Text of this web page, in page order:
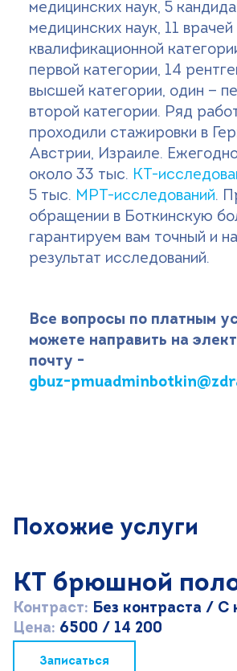
медицинских наук, 5
медицинских наук, 11
квалификационной
первой категории, 14
высшей категории, один —
второй категории. Ряд
проходили стажировки в
Австрии, Израиле.
около 33 тыс. КТ-
5 тыс. МРТ-исследований.
обращении в Боткинскую
гарантируем вам точный и
результат исследований.
Все вопросы по платным
можете направить на
почту -
gbuz-
Похожие услуги
КТ брюшной
Контраст: Без контраста / С
Цена: 6500 / 14 200
Записаться